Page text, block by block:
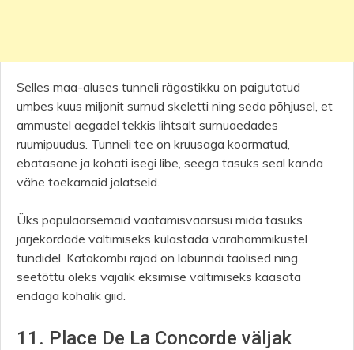
Selles maa-aluses tunneli rägastikku on paigutatud
umbes kuus miljonit surnud skeletti ning seda põhjusel, et
ammustel aegadel tekkis lihtsalt surnuaedades
ruumipuudus. Tunneli tee on kruusaga koormatud,
ebatasane ja kohati isegi libe, seega tasuks seal kanda
vähe toekamaid jalatseid.
Üks populaarsemaid vaatamisväärsusi mida tasuks
järjekordade vältimiseks külastada varahommikustel
tundidel. Katakombi rajad on labürindi taolised ning
seetõttu oleks vajalik eksimise vältimiseks kaasata
endaga kohalik giid.
11. Place De La Concorde väljak